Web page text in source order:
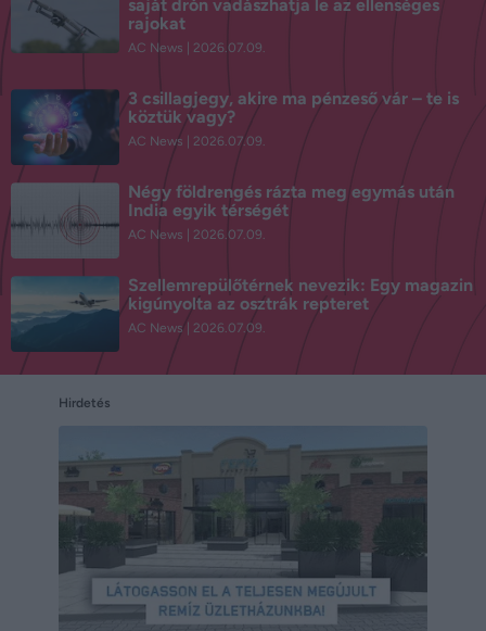
saját drón vadászhatja le az ellenséges
rajokat
AC News 2026.07.09.
3 csillagjegy, akire ma pénzeső vár – te is
köztük vagy?
AC News 2026.07.09.
Négy földrengés rázta meg egymás után
India egyik térségét
AC News 2026.07.09.
Szellemrepülőtérnek nevezik: Egy magazin
kigúnyolta az osztrák repteret
AC News 2026.07.09.
Hirdetés